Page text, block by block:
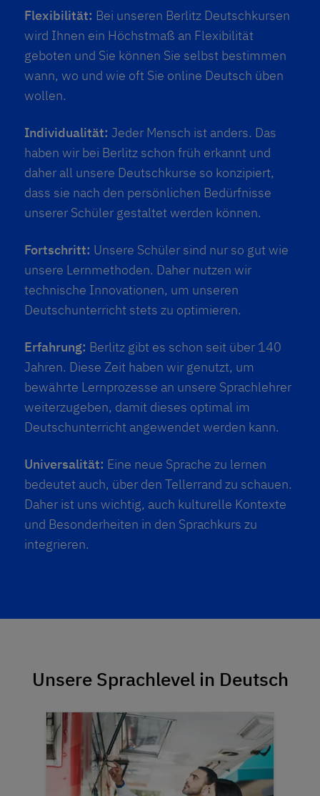
Flexibilität: Bei unseren Berlitz Deutschkursen
wird Ihnen ein Höchstmaß an Flexibilität
geboten und Sie können Sie selbst bestimmen
wann, wo und wie oft Sie online Deutsch üben
wollen.
Individualität: Jeder Mensch ist anders. Das
haben wir bei Berlitz schon früh erkannt und
daher all unsere Deutschkurse so konzipiert,
dass sie nach den persönlichen Bedürfnisse
unserer Schüler gestaltet werden können.
Fortschritt: Unsere Schüler sind nur so gut wie
unsere Lernmethoden. Daher nutzen wir
technische Innovationen, um unseren
Deutschunterricht stets zu optimieren.
Erfahrung: Berlitz gibt es schon seit über 140
Jahren. Diese Zeit haben wir genutzt, um
bewährte Lernprozesse an unsere Sprachlehrer
weiterzugeben, damit dieses optimal im
Deutschunterricht angewendet werden kann.
Universalität: Eine neue Sprache zu lernen
bedeutet auch, über den Tellerrand zu schauen.
Daher ist uns wichtig, auch kulturelle Kontexte
und Besonderheiten in den Sprachkurs zu
integrieren.
Unsere Sprachlevel in Deutsch